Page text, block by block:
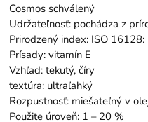
Cosmos schválený
Udržateľnosť: pochádza z
Prirodzený index: ISO
Prísady: vitamín E
Vzhľad: tekutý, číry
textúra: ultraľahký
Rozpustnosť: miešateľný v
Použite úroveň: 1 – 20 %